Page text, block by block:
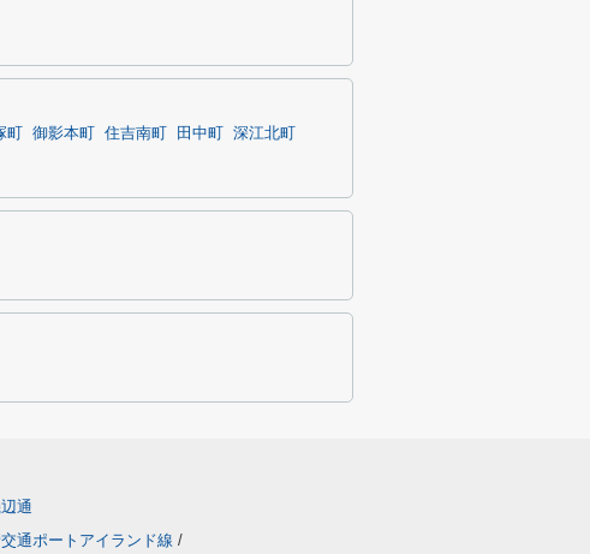
御影本町 住吉南町 田中町
深江北町
通
通ポートアイランド線 /